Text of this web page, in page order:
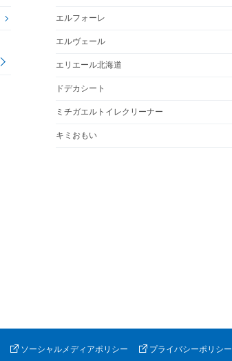
エルフォーレ
エルヴェール
エリエール北海道
ドデカシート
ミチガエルトイレクリーナー
キミおもい
ソーシャルメディアポリシー プライバシーポリシー